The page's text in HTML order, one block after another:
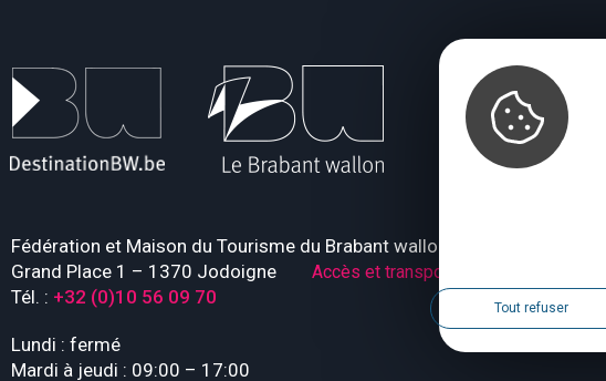
Tout refuser
Fédération et Maison du Tourisme du Brabant wallon
Grand Place 1 – 1370 Jodoigne Accès et transport
Tél. : +32 (0)10 56 09 70
Lundi : fermé
Mardi à jeudi : 09:00 – 17:00